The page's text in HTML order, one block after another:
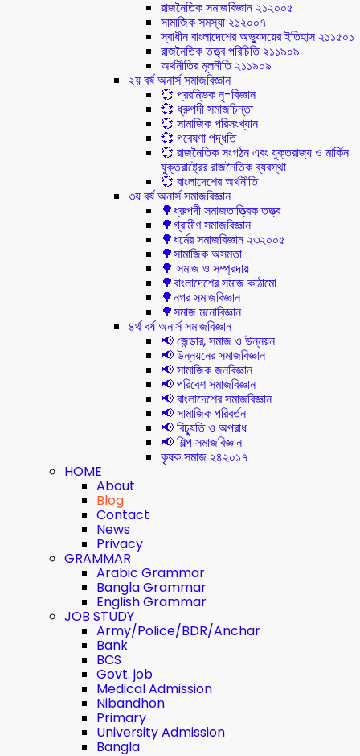
রাজনৈতিক সমাজবিজ্ঞান ২১২০০৫
সামাজিক সমস্যা ২১২০০৭
স্বাধীন বাংলাদেশের অভ্যুদয়ের ইতিহাস ২১১৫০১
রাজনৈতিক তত্ত্ব পরিচিতি ২১১৯০৯
অর্থনীতির মূলনীতি ২১১৯০৯
২য় বর্ষ অনার্স সমাজবিজ্ঞান
💞 প্ররম্ভিক নৃ-বিজ্ঞান
💞 ধ্রুপদী সমাজচিন্তা
💞 সামাজিক পরিসংখ্যান
💞 গবেষণা পদ্ধতি
💞 রাজনৈতিক সংগঠন এবং যুক্তরাজ্য ও মার্কিন
যুক্তরাষ্ট্রের রাজনৈতিক ব্যবস্থা
💞 বাংলাদেশের অর্থনীতি
৩য় বর্ষ অনার্স সমাজবিজ্ঞান
🌳ধ্রুপদী সমাজতাত্ত্বিক তত্ত্ব
🌳গ্রামীণ সমাজবিজ্ঞান
🌳ধর্মের সমাজবিজ্ঞান ২৩২০০৫
🌳সামাজিক অসমতা
🌳 সমাজ ও সম্প্রদায়
🌳বাংলাদেশের সমাজ কাঠামো
🌳নগর সমাজবিজ্ঞান
🌳সমাজ মনোবিজ্ঞান
৪র্থ বর্ষ অনার্স সমাজবিজ্ঞান
📢 জেন্ডার, সমাজ ও উন্নয়ন
📢 উন্নয়নের সমাজবিজ্ঞান
📢 সামাজিক জনবিজ্ঞান
📢 পরিবেশ সমাজবিজ্ঞান
📢 বাংলাদেশের সমাজবিজ্ঞান
📢 সামাজিক পরিবর্তন
📢 বিচ্যুতি ও অপরাধ
📢 শিল্প সমাজবিজ্ঞান
কৃষক সমাজ ২৪২০১৭
HOME
About
Blog
Contact
News
Privacy
GRAMMAR
Arabic Grammar
Bangla Grammar
English Grammar
JOB STUDY
Army/Police/BDR/Anchar
Bank
BCS
Govt. job
Medical Admission
Nibandhon
Primary
University Admission
Bangla